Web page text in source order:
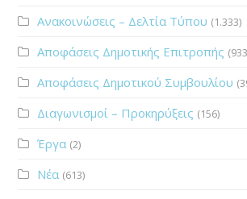
Ανακοινώσεις – Δελτία Τύπου (1.333)
Αποφάσεις Δημοτικής Επιτροπής
Αποφάσεις Δημοτικού Συμβουλίου
Διαγωνισμοί – Προκηρύξεις (156)
Έργα (2)
Νέα (613)